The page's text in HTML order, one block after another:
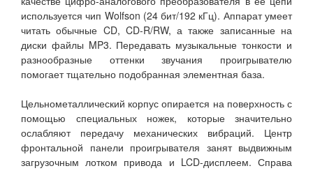
используется чип Wolfson (24 бит/192 кГц). Аппарат умеет
читать обычные CD, CD-R/RW, а также записанные на
диски файлы MP3. Передавать музыкальные тонкости и
разнообразные оттенки звучания проигрывателю
помогает тщательно подобранная элементная база.
Цельнометаллический корпус опирается на поверхность с
помощью специальных ножек, которые значительно
ослабляют передачу механических вибраций. Центр
фронтальной панели проигрывателя занят выдвижным
загрузочным лотком привода и LCD-дисплеем. Справа